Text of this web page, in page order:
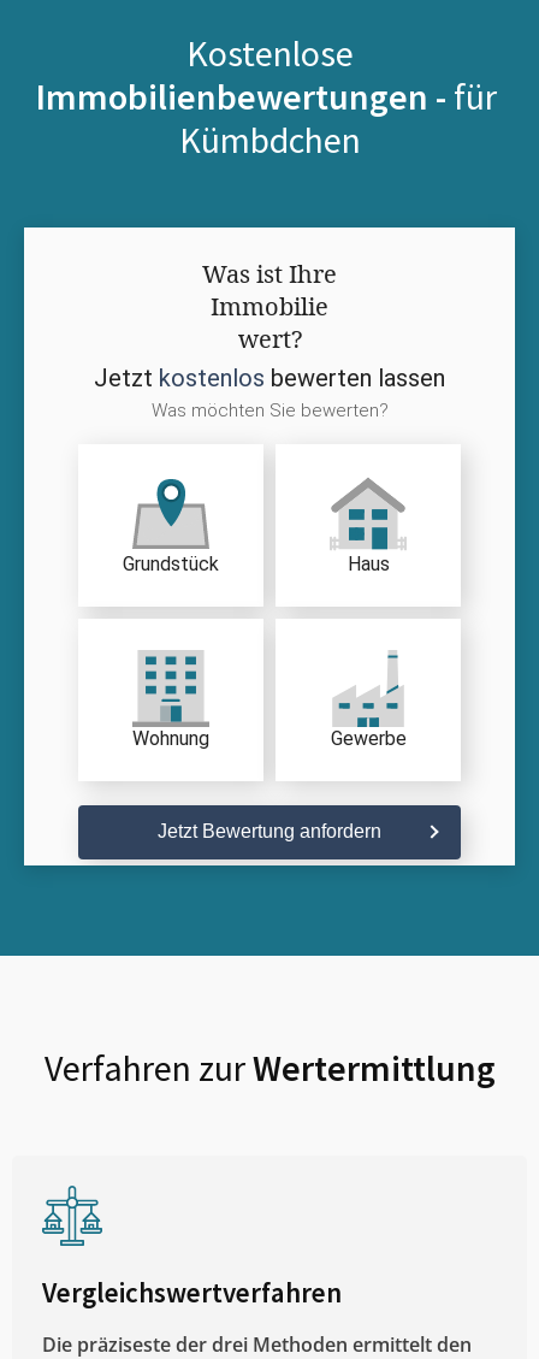
Kostenlose
Immobilienbewertungen - für
Kümbdchen
Was ist Ihre
Immobilie
wert?
Jetzt kostenlos bewerten lassen
Was möchten Sie bewerten?
Grundstück Haus
Wohnung Gewerbe
Jetzt Bewertung anfordern
Verfahren zurWertermittlung
Vergleichswertverfahren
Die präziseste der drei Methoden ermittelt den